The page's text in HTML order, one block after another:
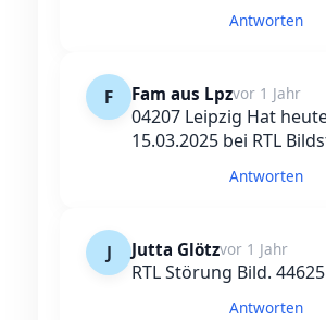
Antworten
F Fam aus Lpzvor 1 Jahr
04207 Leipzig Hat
15.03.2025 bei RTL
Antworten
J Jutta Glötzvor 1 Jahr
RTL Störung Bild.
Antworten